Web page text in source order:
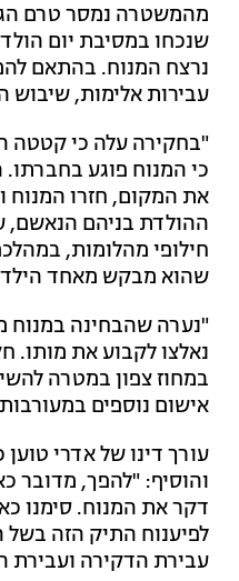
שנכחו במסיבת יום
נרצח המנוח. בהתאם
עבירות אלימות, שיבוש
"בחקירה עלה כי קטטה
כי המנוח פוגע
את המקום, חזרו המנוח
ההולדת בניהם הנאשם,
חילופי מהלומות,
שהוא מבקש מאחד
"נערה שהבחינה במנוח
נאלצו לקבוע את
במחוז צפון במטרה
אישום נוספים
עורך דינו של אדרי טוען
והוסיף: "להפך, מדובר
דקר את המנוח. סימנו
לפיענוח התיק הזה בשל
עבירת הדקירה ועבירת